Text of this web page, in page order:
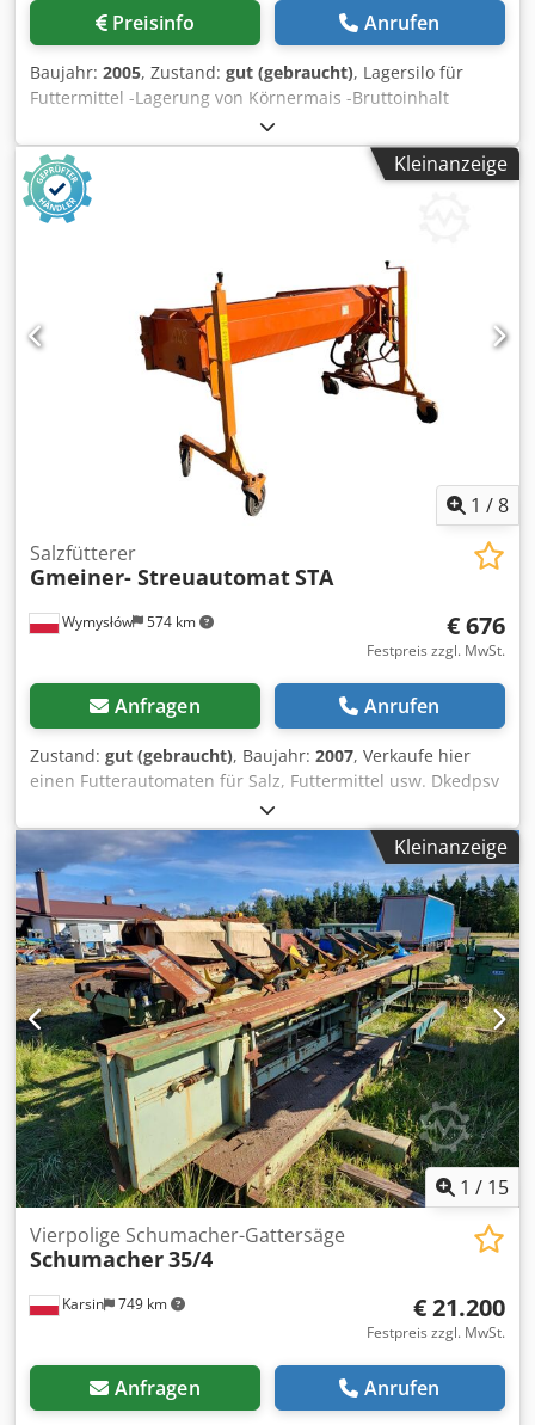
Inbetriebnahme ist auf Wunsch möglich. Für weitere
Informationen, technische Daten, Bilder oder ein
Verfügung.
Preisinfo Anrufen
Baujahr: 2005, Zustand: gut (gebraucht), Lagersilo für
Futtermittel -Lagerung von Körnermais -Bruttoinhalt
ca.1811m³ Dodpfx Aop N Dvmodyekr -Bruttoinhalt ca. (800
kg/m³) 1449 t -Silodurchmesser 9,39 m -Zylinderhöhe 26,67
m -Gesamthöhe 28,56 m -Dachausführung Edelstahl -
Hochsilo aus Stahl mit PERMAGLAS ( glasbeschmolzene
Stahlplatten) -Dach mit zentrale Lucke und zusätzlicher
Inspektionslucke im Siloring -Steigleiter, Dachleiter -
Statische Anforderungen 1000 kg/m³, Klasse II-B -
Einlagerungsgut: Ganzkorn-Mais/CCM oder Feuchtgetreide
im ungemahlenen Zustand Entnahme mit Haake-System (
Flüssigvermahlung mit Edelstahlhammermühle , keine
Kleinanzeige
1 /8
Wymysłów 574 km
Salzfütterer
Gmeiner- StreuautomatSTA
€ 676
Festpreis zzgl. MwSt.
Anfragen Anrufen
Zustand: gut (gebraucht), Baujahr: 2007, Verkaufe hier
einen Futterautomaten für Salz, Futtermittel usw. Dkedpsv
Kleinanzeige
1 / 15
Karsin 749 km
Vierpolige Schumacher-Gattersäge
Schumacher35/4
€ 21.200
Festpreis zzgl. MwSt.
Anfragen Anrufen